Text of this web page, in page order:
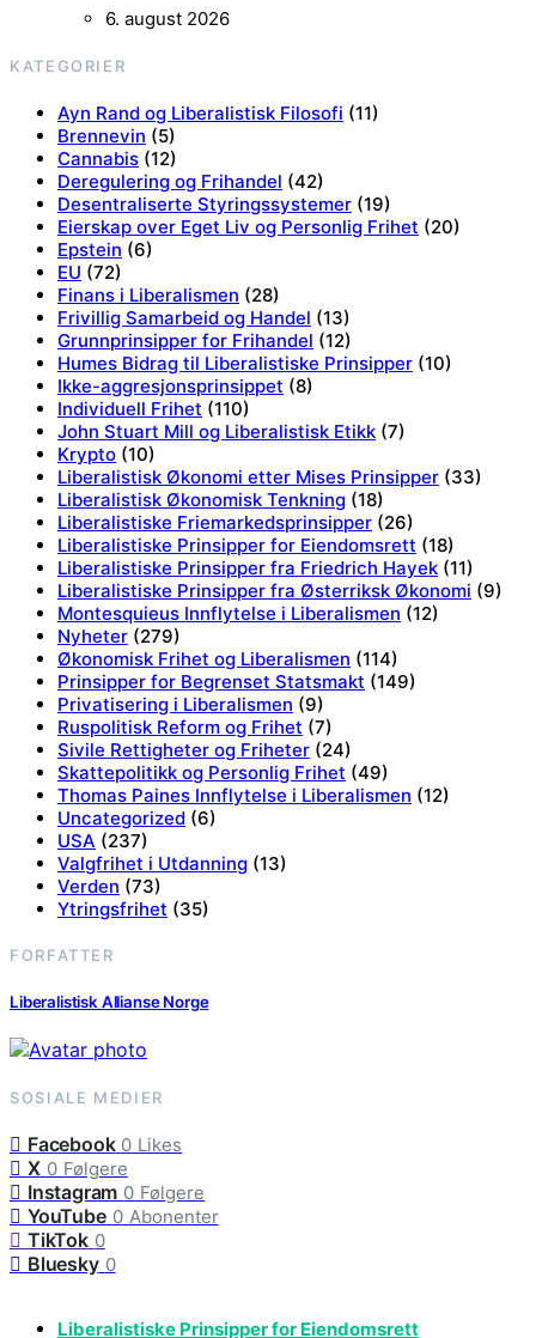
6. august 2026
KATEGORIER
Ayn Rand og Liberalistisk Filosofi (11)
Brennevin (5)
Cannabis (12)
Deregulering og Frihandel (42)
Desentraliserte Styringssystemer (19)
Eierskap over Eget Liv og Personlig Frihet (20)
Epstein (6)
EU (72)
Finans i Liberalismen (28)
Frivillig Samarbeid og Handel (13)
Grunnprinsipper for Frihandel (12)
Humes Bidrag til Liberalistiske Prinsipper (10)
Ikke-aggresjonsprinsippet (8)
Individuell Frihet (110)
John Stuart Mill og Liberalistisk Etikk (7)
Krypto (10)
Liberalistisk Økonomi etter Mises Prinsipper (33)
Liberalistisk Økonomisk Tenkning (18)
Liberalistiske Friemarkedsprinsipper (26)
Liberalistiske Prinsipper for Eiendomsrett (18)
Liberalistiske Prinsipper fra Friedrich Hayek (11)
Liberalistiske Prinsipper fra Østerriksk Økonomi (9)
Montesquieus Innflytelse i Liberalismen (12)
Nyheter (279)
Økonomisk Frihet og Liberalismen (114)
Prinsipper for Begrenset Statsmakt (149)
Privatisering i Liberalismen (9)
Ruspolitisk Reform og Frihet (7)
Sivile Rettigheter og Friheter (24)
Skattepolitikk og Personlig Frihet (49)
Thomas Paines Innflytelse i Liberalismen (12)
Uncategorized (6)
USA (237)
Valgfrihet i Utdanning (13)
Verden (73)
Ytringsfrihet (35)
FORFATTER
Liberalistisk Allianse Norge
SOSIALE MEDIER
Facebook 0 Likes
X 0 Følgere
Instagram 0 Følgere
YouTube 0 Abonenter
TikTok 0
Bluesky 0
Liberalistiske Prinsipper for Eiendomsrett